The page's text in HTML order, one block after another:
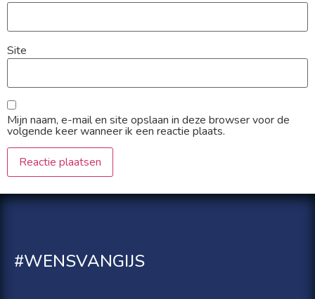
Site
Mijn naam, e-mail en site opslaan in deze browser voor de
volgende keer wanneer ik een reactie plaats.
#WENSVANGIJS